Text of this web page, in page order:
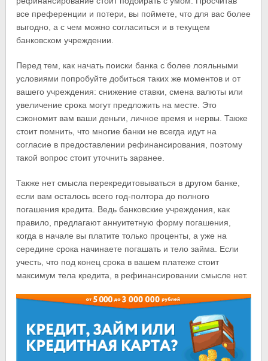
все преференции и потери, вы поймете, что для вас более
выгодно, а с чем можно согласиться и в текущем
банковском учреждении.
Перед тем, как начать поиски банка с более лояльными
условиями попробуйте добиться таких же моментов и от
вашего учреждения: снижение ставки, смена валюты или
увеличение срока могут предложить на месте. Это
сэкономит вам ваши деньги, личное время и нервы. Также
стоит помнить, что многие банки не всегда идут на
согласие в предоставлении рефинансирования, поэтому
такой вопрос стоит уточнить заранее.
Также нет смысла перекредитовываться в другом банке,
если вам осталось всего год-полтора до полного
погашения кредита. Ведь банковские учреждения, как
правило, предлагают аннуитетную форму погашения,
когда в начале вы платите только проценты, а уже на
середине срока начинаете погашать и тело займа. Если
учесть, что под конец срока в вашем платеже стоит
максимум тела кредита, в рефинансировании смысле нет.